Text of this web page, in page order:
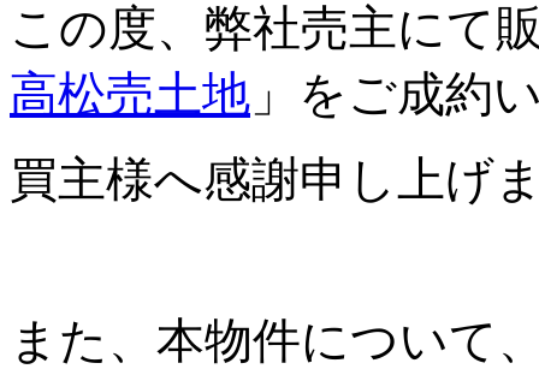
この度、弊社売主にて
高松売土地 」をご成約
買主様へ感謝申し上げ
また、本物件について